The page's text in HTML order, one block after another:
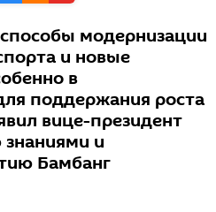
модернизации
и новые
в
поддержания роста
вице-президент
и
Бамбанг